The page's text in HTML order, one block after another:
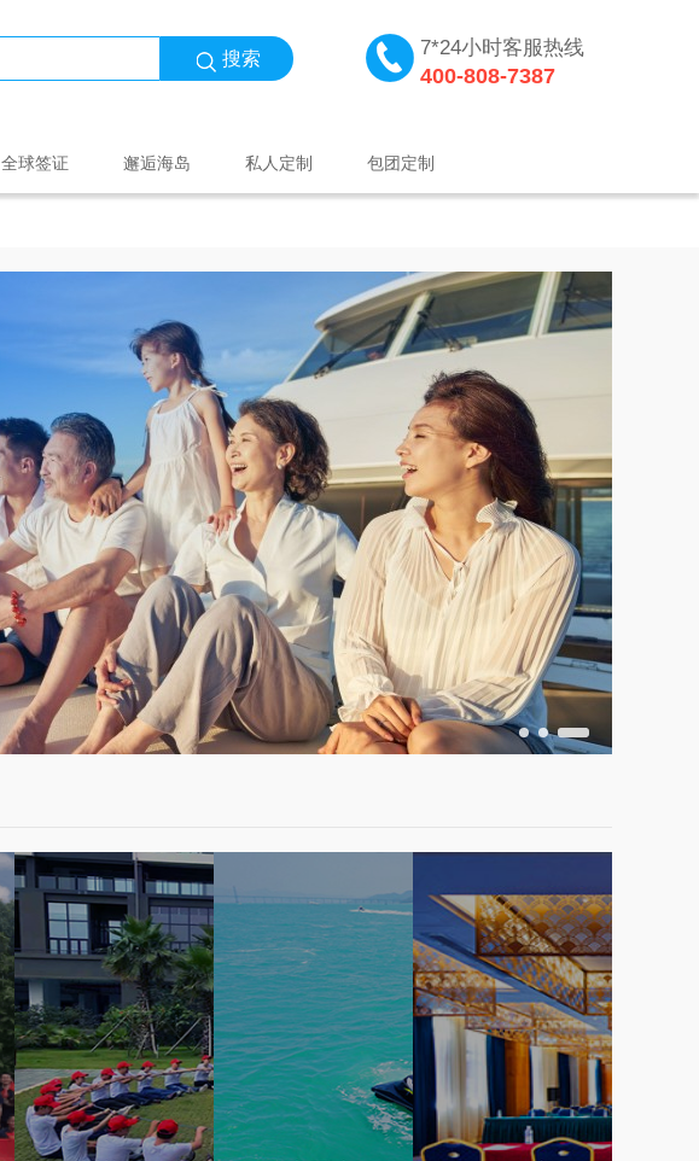
搜索 7*24小时客服热线
400-808-7387
全球签证 邂逅海岛 私人定制 包团定制